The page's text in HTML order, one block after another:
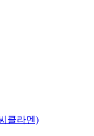
클라멘)